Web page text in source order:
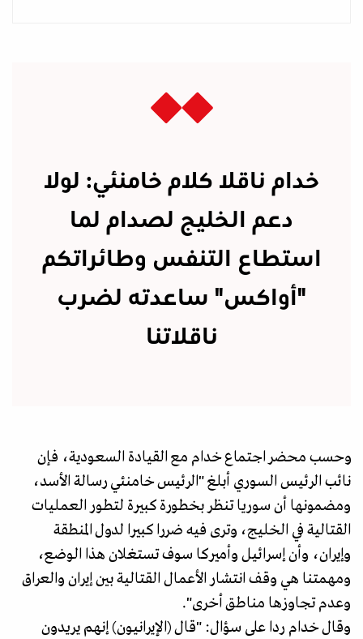
خدام ناقلا كلام خامنئي: لولا
دعم الخليج لصدام لما
استطاع التنفس وطائراتكم
"أواكس" ساعدته لضرب
ناقلاتنا
وحسب محضر اجتماع خدام مع القيادة السعودية، فإن
نائب الرئيس السوري أبلغ "الرئيس خامنئي رسالة الأسد،
ومضمونها أن سوريا تنظر بخطورة كبيرة لتطور العمليات
القتالية في الخليج، وترى فيه ضررا كبيرا لدول المنطقة
وإيران، وأن إسرائيل وأميركا سوف تستغلان هذا الوضع،
ومهمتنا هي وقف انتشار الأعمال القتالية بين إيران والعراق
وعدم تجاوزها مناطق أخرى".
وقال خدام ردا على سؤال: "قال (الإيرانيون) إنهم يريدون